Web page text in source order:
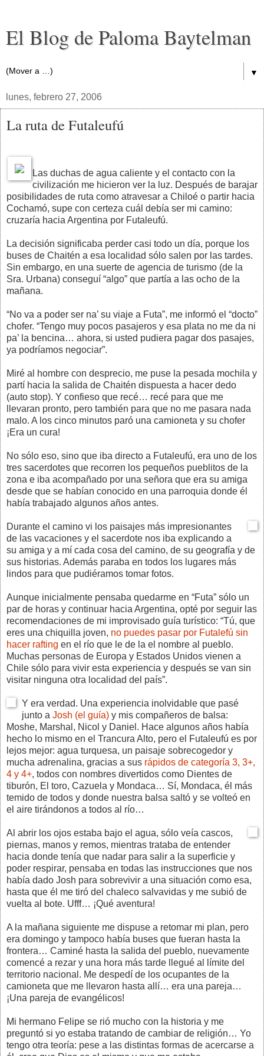
El Blog de Paloma Baytelman
▼
lunes, febrero 27, 2006
La ruta de Futaleufú
Las duchas de agua caliente y el contacto con la
civilización me hicieron ver la luz. Después de barajar
posibilidades de ruta como atravesar a Chiloé o partir hacia
Cochamó, supe con certeza cuál debía ser mi camino:
cruzaría hacia Argentina por Futaleufú.
La decisión significaba perder casi todo un día, porque los
buses de Chaitén a esa localidad sólo salen por las tardes.
Sin embargo, en una suerte de agencia de turismo (de la
Sra. Urbana) conseguí “algo” que partía a las ocho de la
mañana.
“No va a poder ser na’ su viaje a Futa”, me informó el “docto”
chofer. “Tengo muy pocos pasajeros y esa plata no me da ni
pa’ la bencina… ahora, si usted pudiera pagar dos pasajes,
ya podríamos negociar”.
Miré al hombre con desprecio, me puse la pesada mochila y
partí hacia la salida de Chaitén dispuesta a hacer dedo
(auto stop). Y confieso que recé… recé para que me
llevaran pronto, pero también para que no me pasara nada
malo. A los cinco minutos paró una camioneta y su chofer
¡Era un cura!
No sólo eso, sino que iba directo a Futaleufú, era uno de los
tres sacerdotes que recorren los pequeños pueblitos de la
zona e iba acompañado por una señora que era su amiga
desde que se habían conocido en una parroquia donde él
había trabajado algunos años antes.
Durante el camino vi los paisajes más impresionantes
de las vacaciones y el sacerdote nos iba explicando a
su amiga y a mí cada cosa del camino, de su geografía y de
sus historias. Además paraba en todos los lugares más
lindos para que pudiéramos tomar fotos.
Aunque inicialmente pensaba quedarme en “Futa” sólo un
par de horas y continuar hacia Argentina, opté por seguir las
recomendaciones de mi improvisado guía turístico: “Tú, que
eres una chiquilla joven, no puedes pasar por Futalefú sin
hacer rafting en el río que le de la el nombre al pueblo.
Muchas personas de Europa y Estados Unidos vienen a
Chile sólo para vivir esta experiencia y después se van sin
visitar ninguna otra localidad del país”.
Y era verdad. Una experiencia inolvidable que pasé
junto a Josh (el guía) y mis compañeros de balsa:
Moshe, Marshal, Nicol y Daniel. Hace algunos años había
hecho lo mismo en el Trancura Alto, pero el Futaleufú es por
lejos mejor: agua turquesa, un paisaje sobrecogedor y
mucha adrenalina, gracias a sus rápidos de categoría 3, 3+,
4 y 4+, todos con nombres divertidos como Dientes de
tiburón, El toro, Cazuela y Mondaca… Sí, Mondaca, él más
temido de todos y donde nuestra balsa saltó y se volteó en
el aire tirándonos a todos al río…
Al abrir los ojos estaba bajo el agua, sólo veía cascos,
piernas, manos y remos, mientras trataba de entender
hacia donde tenía que nadar para salir a la superficie y
poder respirar, pensaba en todas las instrucciones que nos
había dado Josh para sobrevivir a una situación como esa,
hasta que él me tiró del chaleco salvavidas y me subió de
vuelta al bote. Ufff… ¡Qué aventura!
A la mañana siguiente me dispuse a retomar mi plan, pero
era domingo y tampoco había buses que fueran hasta la
frontera… Caminé hasta la salida del pueblo, nuevamente
comencé a rezar y una hora más tarde llegué al límite del
territorio nacional. Me despedí de los ocupantes de la
camioneta que me llevaron hasta allí… era una pareja…
¡Una pareja de evangélicos!
Mi hermano Felipe se rió mucho con la historia y me
preguntó si yo estaba tratando de cambiar de religión… Yo
tengo otra teoría: pese a las distintas formas de acercarse a